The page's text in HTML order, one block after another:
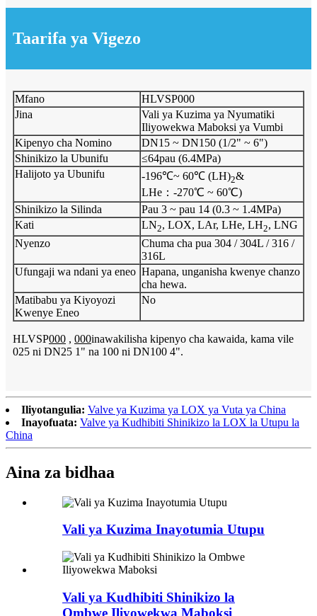
Taarifa ya Vigezo
Mfano
HLVSP000
Jina
Vali ya Kuzima ya Nyumatiki
Iliyowekwa Maboksi ya Vumbi
Kipenyo cha Nomino
DN15 ~ DN150 (1/2" ~ 6")
Shinikizo la Ubunifu
≤64pau (6.4MPa)
Halijoto ya Ubunifu
-196℃~ 60℃ (LH)2&
LHe：-270℃ ~ 60℃)
Shinikizo la Silinda
Pau 3 ~ pau 14 (0.3 ~ 1.4MPa)
Kati
LN2, LOX, LAr, LHe, LH2, LNG
Nyenzo
Chuma cha pua 304 / 304L / 316 /
316L
Ufungaji wa ndani ya eneo Hapana, unganisha kwenye chanzo
cha hewa.
Matibabu ya Kiyoyozi
Kwenye Eneo
No
HLVSP000 , 000inawakilisha kipenyo cha kawaida, kama vile
025 ni DN25 1" na 100 ni DN100 4".
Iliyotangulia: Valve ya Kuzima ya LOX ya Vuta ya China
Inayofuata: Valve ya Kudhibiti Shinikizo la LOX la Utupu la
China
Aina za bidhaa
Vali ya Kuzima Inayotumia Utupu
Vali ya Kudhibiti Shinikizo la
Ombwe Iliyowekwa Maboksi